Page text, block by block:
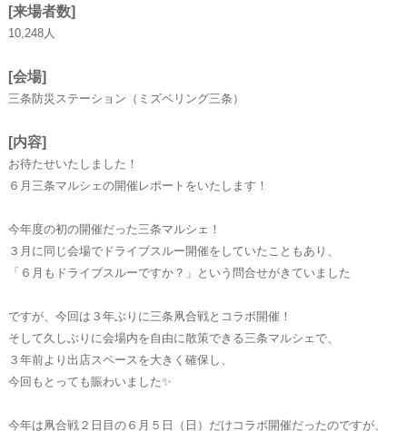
[来場者数]
10,248人
[会場]
三条防災ステーション（ミズベリング三条）
[内容]
お待たせいたしました！
６月三条マルシェの開催レポートをいたします！
今年度の初の開催だった三条マルシェ！
３月に同じ会場でドライブスルー開催をしていたこともあり、
「６月もドライブスルーですか？」という問合せがきていました
ですが、今回は３年ぶりに三条凧合戦とコラボ開催！
そして久しぶりに会場内を自由に散策できる三条マルシェで、
３年前より出店スペースを大きく確保し、
今回もとっても賑わいました✨
今年は凧合戦２日目の６月５日（日）だけコラボ開催だったのですが、